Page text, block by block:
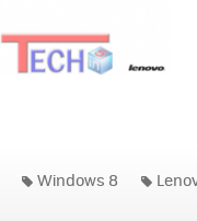
Windows 8